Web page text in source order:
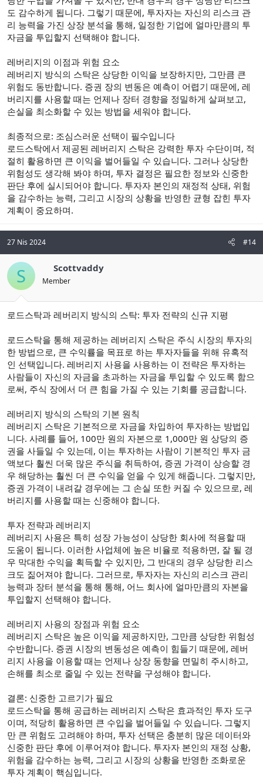
도 감수하게 됩니다. 그렇기 때문에, 투자자는 자신의 리스크 관
리 능력을 가진 상장 분석을 통해, 일정한 기업에 얼마만큼의 투
자금을 투입할지 선택해야 합니다.
레버리지의 이점과 위험 요소
레버리지 방식의 스탁은 상당한 이익을 보장하지만, 그만큼 큰
위험도 동반합니다. 증권 장의 변동은 예측이 어렵기 때문에, 레
버리지를 사용할 때는 언제나 장터 경향을 정밀하게 살펴보고,
손실을 최소화할 수 있는 방법을 세워야 합니다.
최종적으로: 조심스러운 선택이 필수입니다
로드스탁에서 제공된 레버리지 스탁은 강력한 투자 수단이며, 적
절히 활용하면 큰 이익을 벌어들일 수 있습니다. 그러나 상당한
위험성도 생각해 봐야 하며, 투자 결정은 필요한 정보와 신중한
판단 후에 실시되어야 합니다. 투자자 본인의 재정적 상태, 위험
을 감수하는 능력, 그리고 시장의 상황을 반영한 균형 잡힌 투자
계획이 중요하며.
27 Nis 2024 #14
S Scottvaddy
Member
로드스탁과 레버리지 방식의 스탁: 투자 전략의 신규 지평
로드스탁을 통해 제공하는 레버리지 스탁은 주식 시장의 투자의
한 방법으로, 큰 수익률을 목표로 하는 투자자들을 위해 유혹적
인 선택입니다. 레버리지 사용을 사용하는 이 전략은 투자하는
사람들이 자신의 자금을 초과하는 자금을 투입할 수 있도록 함으
로써, 주식 장에서 더 큰 힘을 가질 수 있는 기회를 공급합니다.
레버리지 방식의 스탁의 기본 원칙
레버리지 스탁은 기본적으로 자금을 차입하여 투자하는 방법입
니다. 사례를 들어, 100만 원의 자본으로 1,000만 원 상당의 증
권을 사들일 수 있는데, 이는 투자하는 사람이 기본적인 투자 금
액보다 훨씬 더욱 많은 주식을 취득하여, 증권 가격이 상승할 경
우 해당하는 훨씬 더 큰 수익을 얻을 수 있게 해줍니다. 그렇지만,
증권 가격이 내려갈 경우에는 그 손실 또한 커질 수 있으므로, 레
버리지를 사용할 때는 신중해야 합니다.
투자 전략과 레버리지
레버리지 사용은 특히 성장 가능성이 상당한 회사에 적용할 때
도움이 됩니다. 이러한 사업체에 높은 비율로 적용하면, 잘 될 경
우 막대한 수익을 획득할 수 있지만, 그 반대의 경우 상당한 리스
크도 짊어져야 합니다. 그러므로, 투자자는 자신의 리스크 관리
능력과 장터 분석을 통해 통해, 어느 회사에 얼마만큼의 자본을
투입할지 선택해야 합니다.
레버리지 사용의 장점과 위험 요소
레버리지 스탁은 높은 이익을 제공하지만, 그만큼 상당한 위험성
수반합니다. 증권 시장의 변동성은 예측이 힘들기 때문에, 레버
리지 사용을 이용할 때는 언제나 상장 동향을 면밀히 주시하고,
손해를 최소로 줄일 수 있는 전략을 구성해야 합니다.
결론: 신중한 고르기가 필요
로드스탁을 통해 공급하는 레버리지 스탁은 효과적인 투자 도구
이며, 적당히 활용하면 큰 수입을 벌어들일 수 있습니다. 그렇지
만 큰 위험도 고려해야 하며, 투자 선택은 충분히 많은 데이터와
신중한 판단 후에 이루어져야 합니다. 투자자 본인의 재정 상황,
위험을 감수하는 능력, 그리고 시장의 상황을 반영한 조화로운
투자 계획이 핵심입니다.